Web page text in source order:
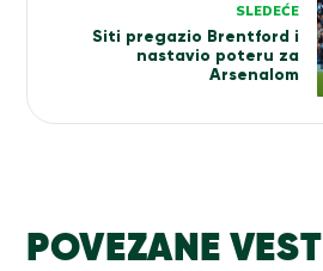
SLEDEĆE
Siti pregazio Brentford i
nastavio poteru za
Arsenalom
POVEZANE VESTI